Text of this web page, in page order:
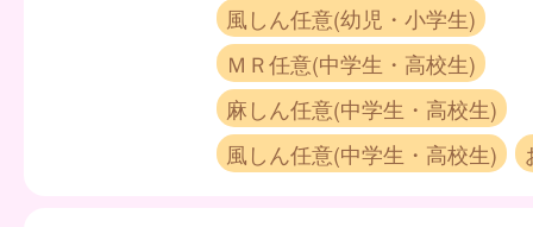
風しん任意(幼児・小学生)
ＭＲ任意(中学生・高校生)
麻しん任意(中学生・高校生)
風しん任意(中学生・高校生)